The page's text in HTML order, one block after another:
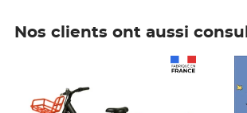
Nos clients ont aussi
Prix